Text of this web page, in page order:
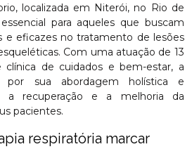
localizada em Niterói, no Rio de
para aqueles que buscam
e eficazes no tratamento de lesões
Com uma atuação de 13
de cuidados e bem-estar, a
por sua abordagem holística e
a recuperação e a melhoria da
pacientes.
respiratória marcar